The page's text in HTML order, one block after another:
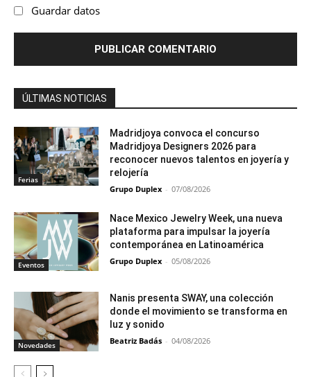
Guardar datos
ÚLTIMAS NOTICIAS
Ferias
Madridjoya convoca el concurso
Madridjoya Designers 2026 para
reconocer nuevos talentos en joyería y
relojería
Grupo Duplex - 07/08/2026
Eventos
Nace Mexico Jewelry Week, una nueva
plataforma para impulsar la joyería
contemporánea en Latinoamérica
Grupo Duplex - 05/08/2026
Novedades
Nanis presenta SWAY, una colección
donde el movimiento se transforma en
luz y sonido
Beatriz Badás - 04/08/2026